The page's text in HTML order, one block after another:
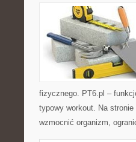
fizycznego. PT6.pl –
typowy workout. Na
wzmocnić organizm,